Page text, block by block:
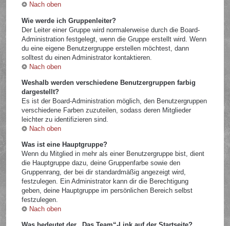
Nach oben
Wie werde ich Gruppenleiter?
Der Leiter einer Gruppe wird normalerweise durch die Board-
Administration festgelegt, wenn die Gruppe erstellt wird. Wenn
du eine eigene Benutzergruppe erstellen möchtest, dann
solltest du einen Administrator kontaktieren.
Nach oben
Weshalb werden verschiedene Benutzergruppen farbig
dargestellt?
Es ist der Board-Administration möglich, den Benutzergruppen
verschiedene Farben zuzuteilen, sodass deren Mitglieder
leichter zu identifizieren sind.
Nach oben
Was ist eine Hauptgruppe?
Wenn du Mitglied in mehr als einer Benutzergruppe bist, dient
die Hauptgruppe dazu, deine Gruppenfarbe sowie den
Gruppenrang, der bei dir standardmäßig angezeigt wird,
festzulegen. Ein Administrator kann dir die Berechtigung
geben, deine Hauptgruppe im persönlichen Bereich selbst
festzulegen.
Nach oben